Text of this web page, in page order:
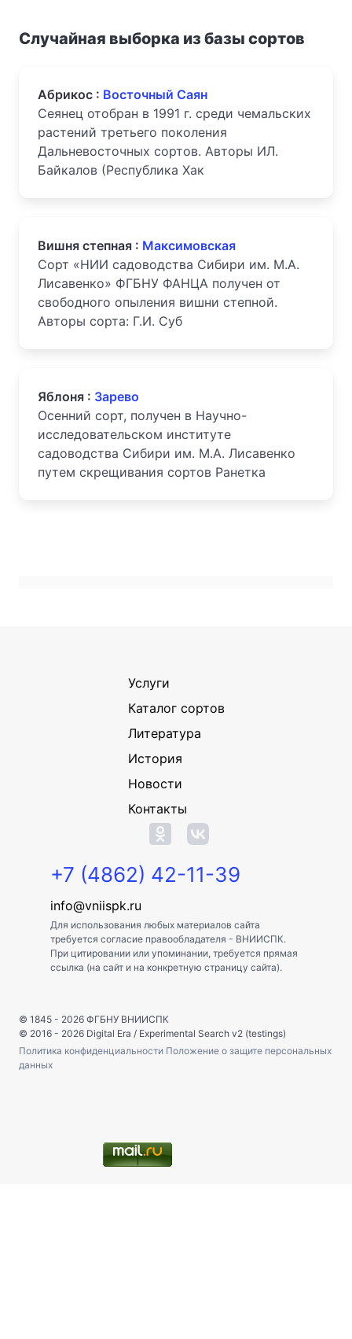
Случайная выборка из базы сортов
Абрикос : Восточный Саян
Сеянец отобран в 1991 г. среди чемальских
растений третьего поколения
Дальневосточных сортов. Авторы ИЛ.
Байкалов (Республика Хак
Вишня степная : Максимовская
Сорт «НИИ садоводства Сибири им. М.А.
Лисавенко» ФГБНУ ФАНЦА получен от
свободного опыления вишни степной.
Авторы сорта: Г.И. Суб
Яблоня : Зарево
Осенний сорт, получен в Научно-
исследовательском институте
садоводства Сибири им. М.А. Лисавенко
путем скрещивания сортов Ранетка
Услуги
Каталог сортов
Литература
История
Новости
Контакты
+7 (4862) 42-11-39
info@vniispk.ru
Для использования любых материалов сайта
требуется согласие правообладателя - ВНИИСПК.
При цитировании или упоминании, требуется прямая
ссылка (на сайт и на конкретную страницу сайта).
© 1845 - 2026 ФГБНУ ВНИИСПК
© 2016 - 2026 Digital Era / Experimental Search v2 (testings)
Политика конфиденциальности Положение о защите персональных
данных